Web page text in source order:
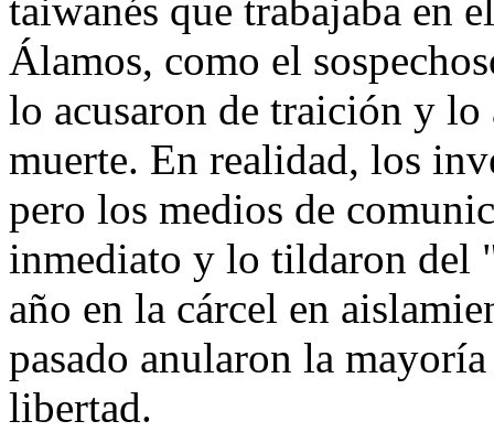
taiwanés que trabajaba en
Álamos, como el
lo acusaron de traición y lo
muerte. En realidad, los
pero los medios de
inmediato y lo tildaron del
año en la cárcel en
pasado anularon la
libertad.